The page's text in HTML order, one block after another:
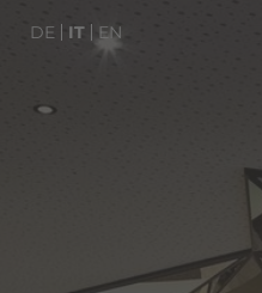
DE IT EN
WELLNESS